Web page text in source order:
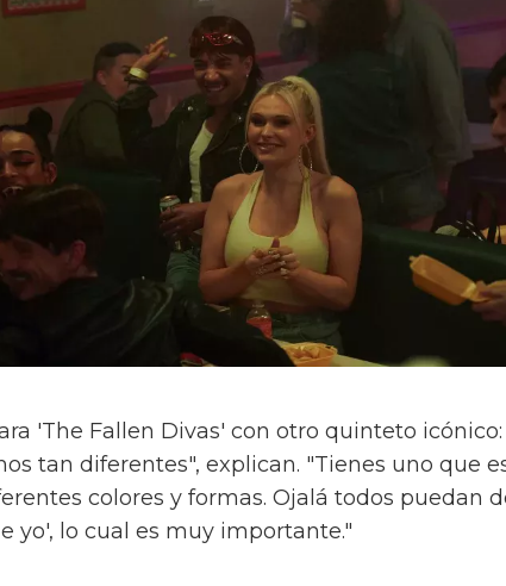
'The Fallen Divas' con otro quinteto icónico:
tan diferentes", explican. "Tienes uno que
colores y formas. Ojalá todos puedan
yo', lo cual es muy importante."